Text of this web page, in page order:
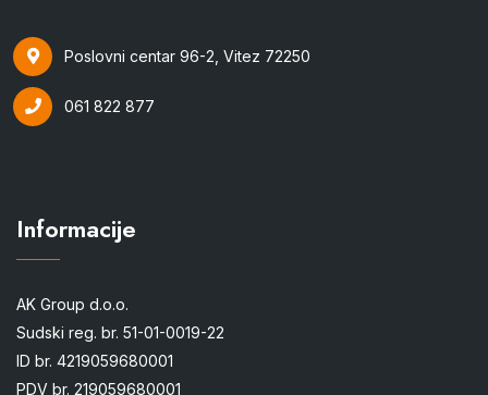
Poslovni centar 96-2, Vitez 72250
061 822 877
Informacije
AK Group d.o.o.
Sudski reg. br. 51-01-0019-22
ID br. 4219059680001
PDV br. 219059680001